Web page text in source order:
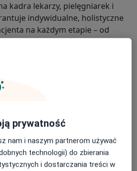
kadra lekarzy, pielęgniarek i
indywidualne, holistyczne
na każdym etapie – od
chorób, poprzez leczenie
i działania w zakresie
Lekarze Premium Medical
metodę leczenia. Na każdym
służyć radą i wsparciem.
traktujemy poważnie, z
za godny uwagi.
do Premium Medical.
prywatność
nam i naszym partnerom używać
technologii) do zbierania
i dostarczania treści w